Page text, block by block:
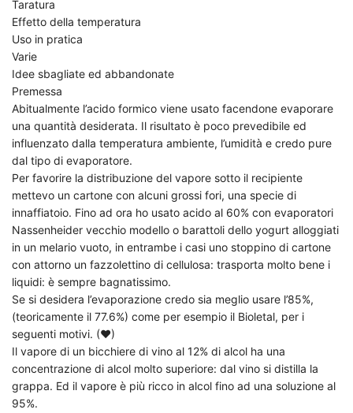
Taratura
Effetto della temperatura
Uso in pratica
Varie
Idee sbagliate ed abbandonate
Premessa
Abitualmente l’acido formico viene usato facendone evaporare
una quantità desiderata. Il risultato è poco prevedibile ed
influenzato dalla temperatura ambiente, l’umidità e credo pure
dal tipo di evaporatore.
Per favorire la distribuzione del vapore sotto il recipiente
mettevo un cartone con alcuni grossi fori, una specie di
innaffiatoio. Fino ad ora ho usato acido al 60% con evaporatori
Nassenheider vecchio modello o barattoli dello yogurt alloggiati
in un melario vuoto, in entrambe i casi uno stoppino di cartone
con attorno un fazzolettino di cellulosa: trasporta molto bene i
liquidi: è sempre bagnatissimo.
Se si desidera l’evaporazione credo sia meglio usare l’85%,
(teoricamente il 77.6%) come per esempio il Bioletal, per i
seguenti motivi. (♥)
Il vapore di un bicchiere di vino al 12% di alcol ha una
concentrazione di alcol molto superiore: dal vino si distilla la
grappa. Ed il vapore è più ricco in alcol fino ad una soluzione al
95%.